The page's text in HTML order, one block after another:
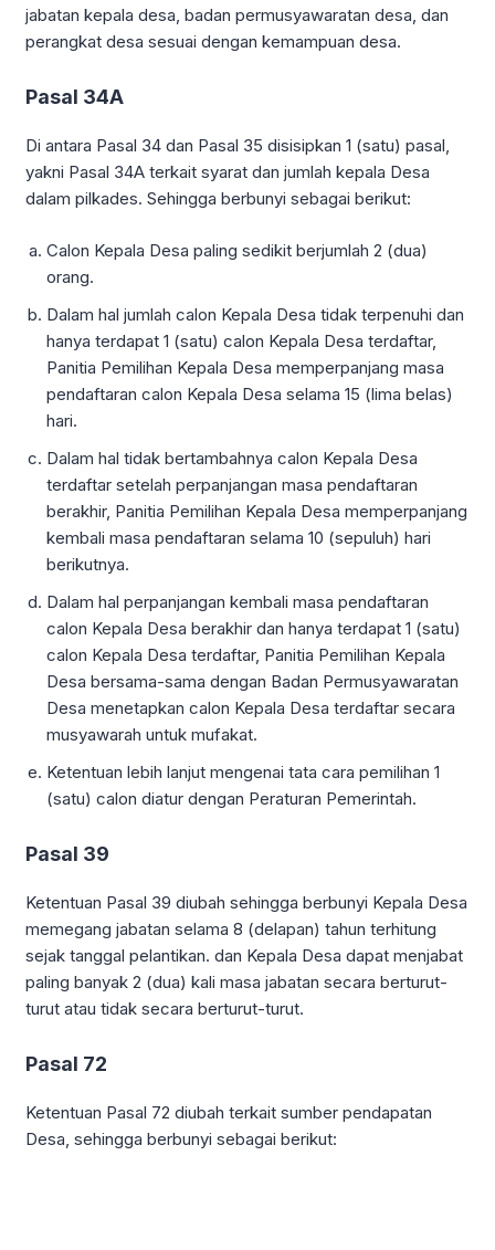
jabatan kepala desa, badan permusyawaratan desa, dan
perangkat desa sesuai dengan kemampuan desa.
Pasal 34A
Di antara Pasal 34 dan Pasal 35 disisipkan 1 (satu) pasal,
yakni Pasal 34A terkait syarat dan jumlah kepala Desa
dalam pilkades. Sehingga berbunyi sebagai berikut:
Calon Kepala Desa paling sedikit berjumlah 2 (dua)
orang.
Dalam hal jumlah calon Kepala Desa tidak terpenuhi dan
hanya terdapat 1 (satu) calon Kepala Desa terdaftar,
Panitia Pemilihan Kepala Desa memperpanjang masa
pendaftaran calon Kepala Desa selama 15 (lima belas)
hari.
Dalam hal tidak bertambahnya calon Kepala Desa
terdaftar setelah perpanjangan masa pendaftaran
berakhir, Panitia Pemilihan Kepala Desa memperpanjang
kembali masa pendaftaran selama 10 (sepuluh) hari
berikutnya.
Dalam hal perpanjangan kembali masa pendaftaran
calon Kepala Desa berakhir dan hanya terdapat 1 (satu)
calon Kepala Desa terdaftar, Panitia Pemilihan Kepala
Desa bersama-sama dengan Badan Permusyawaratan
Desa menetapkan calon Kepala Desa terdaftar secara
musyawarah untuk mufakat.
Ketentuan lebih lanjut mengenai tata cara pemilihan 1
(satu) calon diatur dengan Peraturan Pemerintah.
Pasal 39
Ketentuan Pasal 39 diubah sehingga berbunyi Kepala Desa
memegang jabatan selama 8 (delapan) tahun terhitung
sejak tanggal pelantikan. dan Kepala Desa dapat menjabat
paling banyak 2 (dua) kali masa jabatan secara berturut-
turut atau tidak secara berturut-turut.
Pasal 72
Ketentuan Pasal 72 diubah terkait sumber pendapatan
Desa, sehingga berbunyi sebagai berikut: